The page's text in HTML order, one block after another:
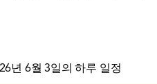
년 6월 3일의 하루 일정